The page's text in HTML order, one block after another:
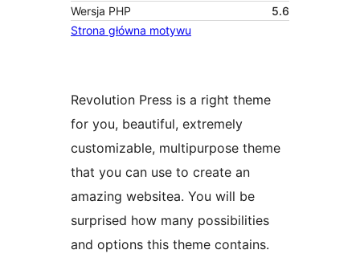
Wersja PHP
5.6
Strona główna motywu
Revolution Press is a right theme
for you, beautiful, extremely
customizable, multipurpose theme
that you can use to create an
amazing websitea. You will be
surprised how many possibilities
and options this theme contains.